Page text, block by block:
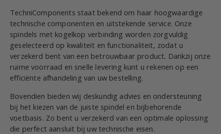
TechniComponents staat bekend om haar hoogwaardige
technische componenten en uitstekende service. Onze
spindels met kogelkop verbinding worden zorgvuldig
geselecteerd op kwaliteit en functionaliteit, zodat u
verzekerd bent van een betrouwbaar product. Dankzij onze
ruime voorraad en snelle levering kunt u rekenen op een
efficiënte afhandeling van uw bestelling.
Bovendien bieden wij deskundig advies en ondersteuning
bij het kiezen van de juiste spindel en bijbehorende
voetbasis. Zo bent u verzekerd van een optimale oplossing
die perfect aansluit bij uw technische eisen.